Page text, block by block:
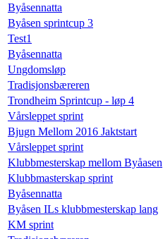
Byåsennatta
Byåsen sprintcup 3
Test1
Byåsennatta
Ungdomsløp
Tradisjonsbæreren
Trondheim Sprintcup - løp 4
Vårsleppet sprint
Bjugn Mellom 2016 Jaktstart
Vårsleppet sprint
Klubbmesterskap mellom Byåasen
Klubbmasterskap sprint
Byåsennatta
Byåsen ILs klubbmesterskap lang
KM sprint